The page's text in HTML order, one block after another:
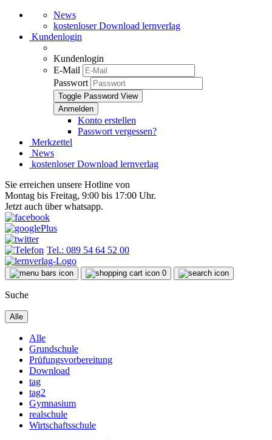
News
kostenloser Download lernverlag
Kundenlogin
Kundenlogin
E-Mail
Passwort
Toggle Password View
Konto erstellen
Passwort vergessen?
Merkzettel
News
kostenloser Download lernverlag
Sie erreichen unsere Hotline von
Montag bis Freitag, 9:00 bis 17:00 Uhr.
Jetzt auch über whatsapp.
Tel.: 089 54 64 52 00
0
Suche
Alle
Alle
Grundschule
Prüfungsvorbereitung
Download
tag
tag2
Gymnasium
realschule
Wirtschaftsschule